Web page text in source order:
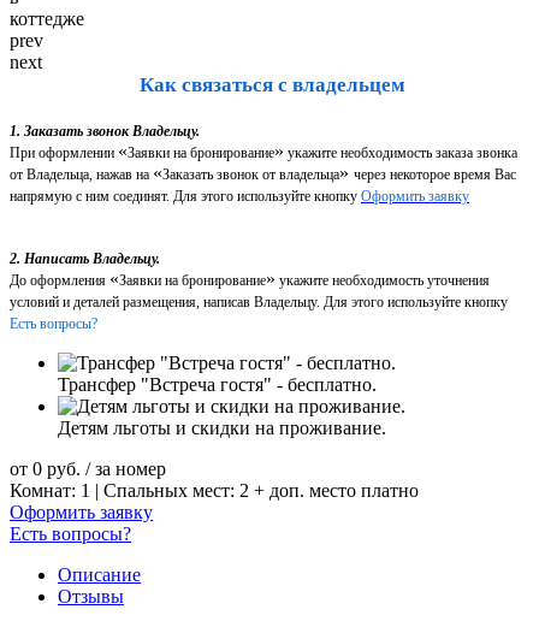
prev
next
Как связаться с владельцем
1. Заказать звонок Владельцу.
При оформлении «Заявки на бронирование» укажите необходимость заказа звонка
от Владельца, нажав на «Заказать звонок от владельца» через некоторое время Вас
напрямую с ним соединят. Для этого используйте кнопку Оформить заявку
2. Написать Владельцу.
До оформления «Заявки на бронирование» укажите необходимость уточнения
условий и деталей размещения, написав Владельцу. Для этого используйте кнопку
Есть вопросы?
Трансфер "Встреча гостя" - бесплатно.
Детям льготы и скидки на проживание.
от 0 руб. / за номер
Комнат: 1 | Спальных мест: 2 + доп. место платно
Оформить заявку
Есть вопросы?
Описание
Отзывы